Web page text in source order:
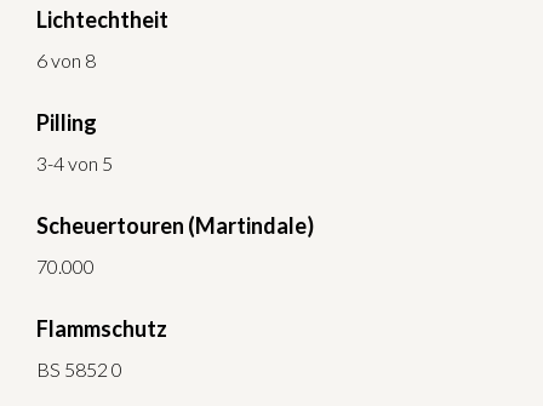
Lichtechtheit
6 von 8
Pilling
3-4 von 5
Scheuertouren (Martindale)
70.000
Flammschutz
BS 5852 0